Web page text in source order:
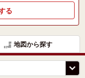
る
地図から探す